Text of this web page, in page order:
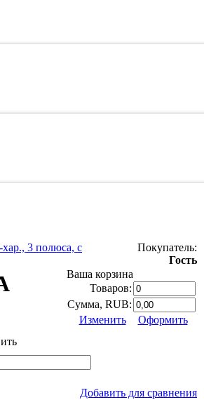
3 полюса, с
Покупатель:
Гость
Ваша корзина
Товаров:
Сумма, RUB:
Изменить
Оформить
Добавить для сравнения